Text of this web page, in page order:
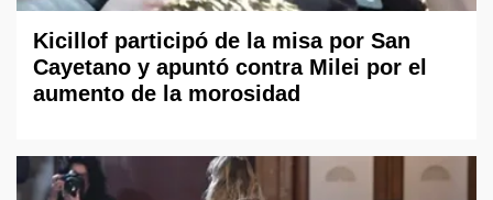
Kicillof participó de la misa por San
Cayetano y apuntó contra Milei por el
aumento de la morosidad